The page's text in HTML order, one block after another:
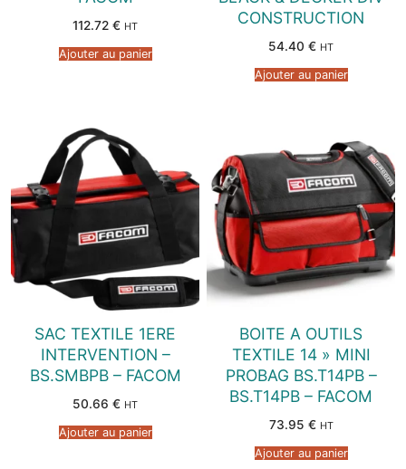
112.72 € HT
Ajouter au panier
CONSTRUCTION
54.40 € HT
Ajouter au panier
SAC TEXTILE 1ERE
INTERVENTION –
BS.SMBPB – FACOM
50.66 € HT
Ajouter au panier
BOITE A OUTILS
TEXTILE 14 » MINI
PROBAG BS.T14PB –
BS.T14PB – FACOM
73.95 € HT
Ajouter au panier